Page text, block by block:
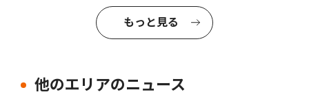
もっと見る
他のエリアのニュース